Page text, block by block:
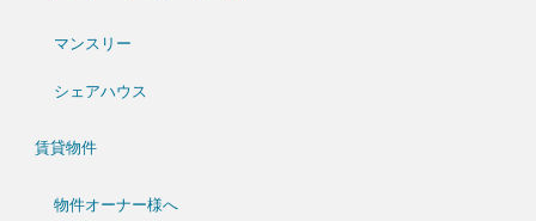
マンスリー
シェアハウス
賃貸物件
物件オーナー様へ